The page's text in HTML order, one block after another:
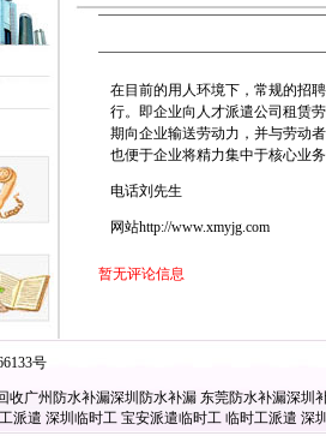
在目前的用人环境下，常规的招
行。即企业向人才派遣公司租赁
期向企业输送劳动力，并与劳动
也便于企业将精力集中于核心业
电话刘先生
网站http://www.xmyjg.com
暂无评论信息
号
收广州防水补漏深圳防水补漏 东莞防水补漏深圳
派遣 深圳临时工 宝安派遣临时工 临时工派遣 深